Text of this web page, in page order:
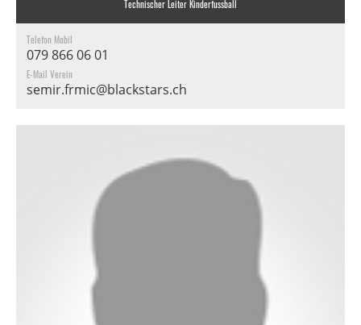
Technischer Leiter Kinderfussball
Telefon Mobil
079 866 06 01
E-Mail Verein
semir.frmic@blackstars.ch